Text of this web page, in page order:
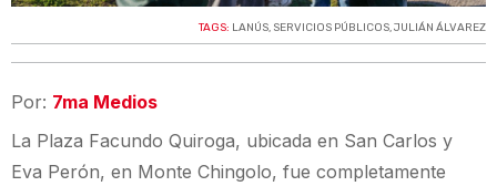
TAGS: LANÚS, SERVICIOS PÚBLICOS,JULIÁN ÁLVAREZ
Por: 7ma Medios
La Plaza Facundo Quiroga, ubicada en San Carlos y
Eva Perón, en Monte Chingolo, fue completamente